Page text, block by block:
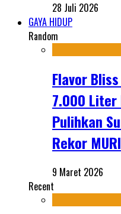
28 Juli 2026
GAYA HIDUP
Random
Flavor
7.000 Liter
Pulihkan
Rekor MURI
9 Maret 2026
Recent